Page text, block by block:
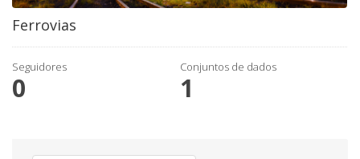
Ferrovias
Seguidores
0
Conjuntos de dados
1